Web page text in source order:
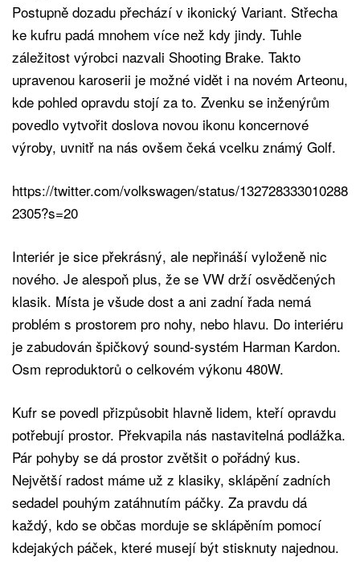
Postupně dozadu přechází v ikonický Variant. Střecha
ke kufru padá mnohem více než kdy jindy. Tuhle
záležitost výrobci nazvali Shooting Brake. Takto
upravenou karoserii je možné vidět i na novém Arteonu,
kde pohled opravdu stojí za to. Zvenku se inženýrům
povedlo vytvořit doslova novou ikonu koncernové
výroby, uvnitř na nás ovšem čeká vcelku známý Golf.
https://twitter.com/volkswagen/status/132728333010288
2305?s=20
Interiér je sice překrásný, ale nepřináší vyloženě nic
nového. Je alespoň plus, že se VW drží osvědčených
klasik. Místa je všude dost a ani zadní řada nemá
problém s prostorem pro nohy, nebo hlavu. Do interiéru
je zabudován špičkový sound-systém Harman Kardon.
Osm reproduktorů o celkovém výkonu 480W.
Kufr se povedl přizpůsobit hlavně lidem, kteří opravdu
potřebují prostor. Překvapila nás nastavitelná podlážka.
Pár pohyby se dá prostor zvětšit o pořádný kus.
Největší radost máme už z klasiky, sklápění zadních
sedadel pouhým zatáhnutím páčky. Za pravdu dá
každý, kdo se občas morduje se sklápěním pomocí
kdejakých páček, které musejí být stisknuty najednou.